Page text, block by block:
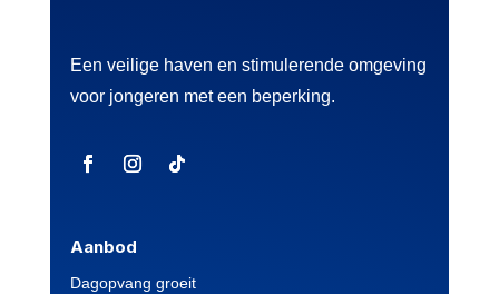
Een veilige haven en stimulerende omgeving
voor jongeren met een beperking.
Aanbod
Dagopvang groeit